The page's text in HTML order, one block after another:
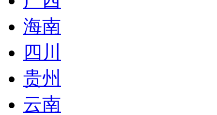
海南
四川
贵州
云南